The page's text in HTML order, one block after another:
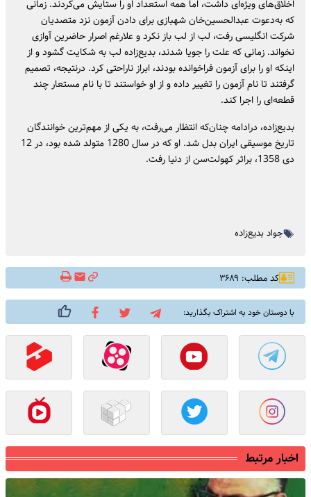
اخلاق‌های ویژه‌ای داشت، اما همه استعداد او را ستایش می‌کردند. زمانی
که به‌دعوت عبدالحسین‌خان شهبازی برای دادن آزمون نزد متصدیان
شرکت انگلیسی رفت، لب از لب باز نکرد و علارغم اصرار حاضرین آوازی
نخواند. زمانی که علت را جویا شدند، بدیع‌زاده لب به شکایت گشود و از
اینکه او را برای آزمون فراخوانده بودند، ابراز ناراحتی کرد. درنتیجه، تصمیم
گرفتند تا نام آزمون را تغییر داده و از او خواستند تا با نام مستعار چند
قطعه‌ای را اجرا کند.
بدیع‌زاده، درادامه چنان‌که انتظار می‌رفت، به یکی از مهم‌ترین خوانندگان
تاریخ موسیقی ایران بدل شد. او که در سال 1280 متولد شده بود، در 12
دی 1358، براثر کهولت‌سن از دنیا رفت.
جواد بدیع‌زاده
کد مطلب: ۳۶۸۹
با دوستان خود به اشتراک بگذارید:
اخبار مرتبط